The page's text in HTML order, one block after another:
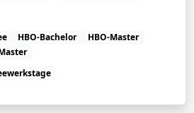
HBO-Bachelor
HBO-Master